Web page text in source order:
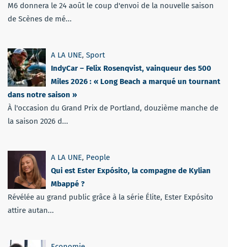
M6 donnera le 24 août le coup d'envoi de la nouvelle saison
de Scènes de mé...
A LA UNE, Sport
IndyCar – Felix Rosenqvist, vainqueur des 500
Miles 2026 : « Long Beach a marqué un tournant
dans notre saison »
À l'occasion du Grand Prix de Portland, douzième manche de
la saison 2026 d...
A LA UNE, People
Qui est Ester Expósito, la compagne de Kylian
Mbappé ?
Révélée au grand public grâce à la série Élite, Ester Expósito
attire autan...